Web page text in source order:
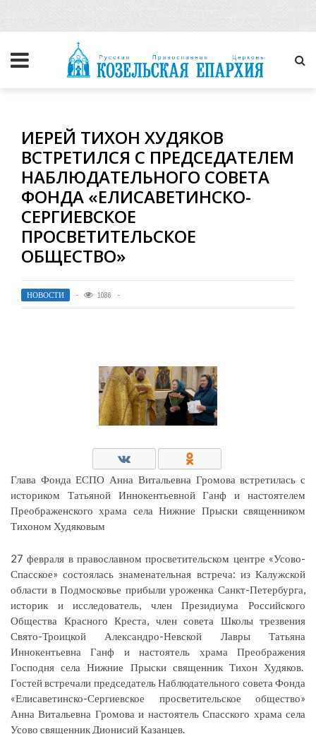
ИЕРЕЙ ТИХОН ХУДЯКОВ
ВСТРЕТИЛСЯ С ПРЕДСЕДАТЕЛЕМ
НАБЛЮДАТЕЛЬНОГО СОВЕТА
ФОНДА «ЕЛИСАВЕТИНСКО-
СЕРГИЕВСКОЕ
ПРОСВЕТИТЕЛЬСКОЕ
ОБЩЕСТВО»
НОВОСТИ 1086
Глава Фонда ЕСПО Анна Витальевна Громова встретилась с
историком Татьяной Иннокентьевной Ганф и настоятелем
Преображенского храма села Нижние Прыски священником
Тихоном Худяковым
27 февраля в православном просветительском центре «Усово-
Спасское» состоялась знаменательная встреча: из Калужской
области в Подмосковье прибыли уроженка Санкт-Петербурга,
историк и исследователь, член Президиума Российского
Общества Красного Креста, член совета Школы трезвения
Свято-Троицкой Александро-Невской Лавры Татьяна
Иннокентьевна Ганф и настоятель храма Преображения
Господня села Нижние Прыски священник Тихон Худяков.
Гостей встречали председатель Наблюдательного совета Фонда
«Елисаветинско-Сергиевское просветительское общество»
Анна Витальевна Громова и настоятель Спасского храма села
Усово священник Дионисий Казанцев.